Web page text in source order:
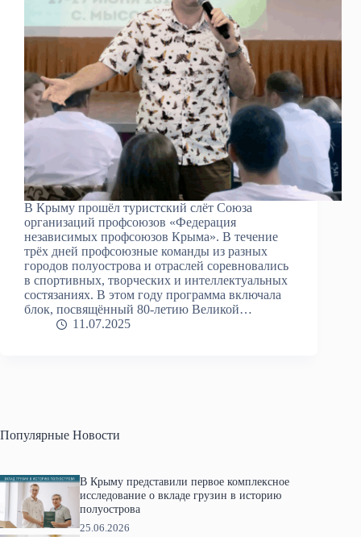
В Крыму прошёл туристский слёт Союза
организаций профсоюзов «Федерация
независимых профсоюзов Крыма». В течение
трёх дней профсоюзные команды из разных
городов полуострова и отраслей соревновались
в спортивных, творческих и интеллектуальных
состязаниях. В этом году программа включала
блок, посвящённый 80-летию Великой…
11.07.2025
Популярные Новости
В Крыму представили первое комплексное
исследование о вкладе грузин в историю
полуострова
25.06.2026